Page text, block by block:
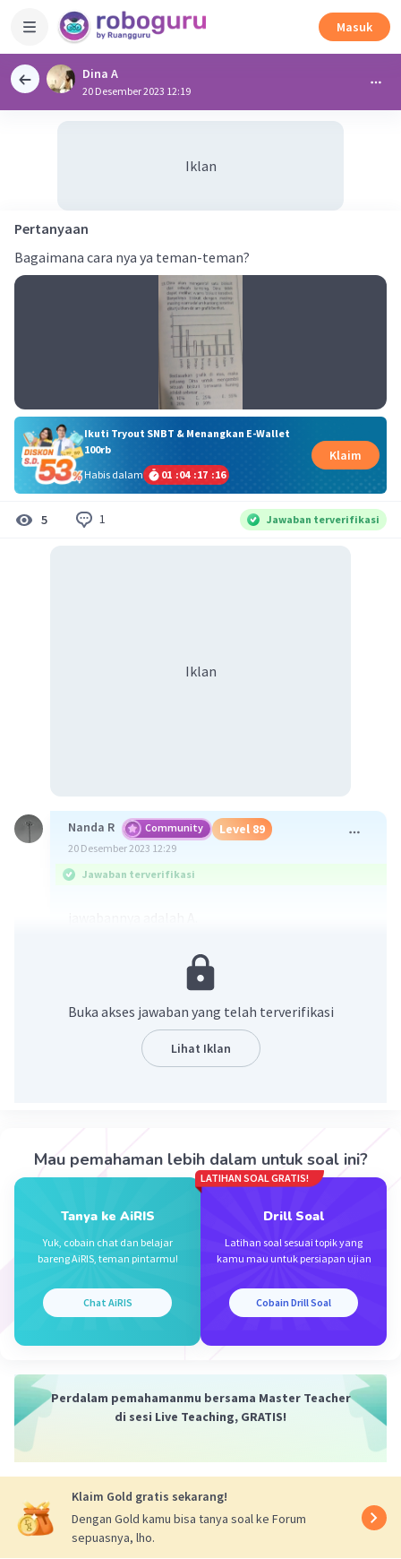
Masuk
Dina A
20 Desember 2023 12:19
Iklan
Pertanyaan
Bagaimana cara nya ya teman-teman?
Ikuti Tryout SNBT & Menangkan E-Wallet
100rb
Habis dalam
01 :04 :17 :16
Klaim
5 1 Jawaban terverifikasi
Iklan
Nanda R Community Level 89
20 Desember 2023 12:29
Jawaban terverifikasi
= 3/30
1/10 × 100% = 10%.
Buka akses jawaban yang telah terverifikasi
Lihat Iklan
Mau pemahaman lebih dalam untuk soal ini?
Tanya ke AiRIS
Yuk, cobain chat dan belajar
bareng AiRIS, teman pintarmu!
Chat AiRIS
LATIHAN SOAL GRATIS!
Drill Soal
Latihan soal sesuai topik yang
kamu mau untuk persiapan ujian
Cobain Drill Soal
Perdalam pemahamanmu bersama Master Teacher
di sesi Live Teaching, GRATIS!
Klaim Gold gratis sekarang!
Dengan Gold kamu bisa tanya soal ke Forum
sepuasnya, lho.